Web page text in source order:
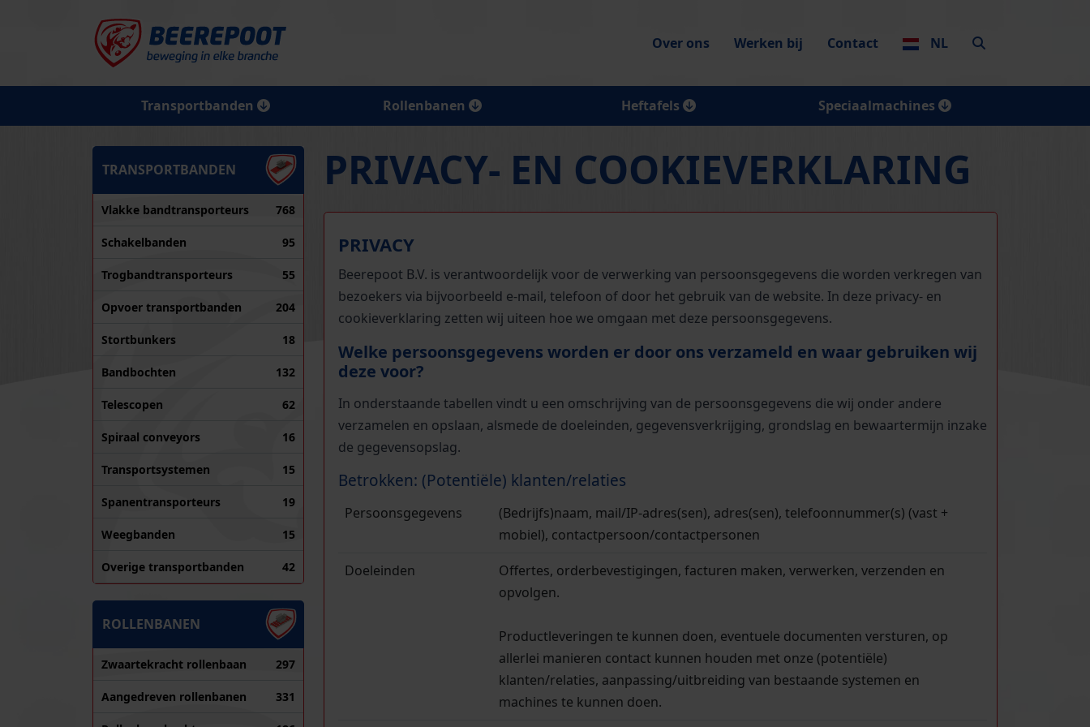
Over ons Werken bij Contact NL
Transportbanden Rollenbanen Heftafels Speciaalmachines
TRANSPORTBANDEN
Vlakke bandtransporteurs 768
Schakelbanden 95
Trogbandtransporteurs 55
Opvoer transportbanden 204
Stortbunkers 18
Bandbochten 132
Telescopen 62
Spiraal conveyors 16
Transportsystemen 15
Spanentransporteurs 19
Weegbanden 15
Overige transportbanden 42
ROLLENBANEN
Zwaartekracht rollenbaan 297
Aangedreven rollenbanen 331
PRIVACY- EN COOKIEVERKLARING
PRIVACY
Beerepoot B.V. is verantwoordelijk voor de verwerking van persoonsgegevens die worden verkregen van
bezoekers via bijvoorbeeld e-mail, telefoon of door het gebruik van de website. In deze privacy- en
cookieverklaring zetten wij uiteen hoe we omgaan met deze persoonsgegevens.
Welke persoonsgegevens worden er door ons verzameld en waar gebruiken wij
deze voor?
In onderstaande tabellen vindt u een omschrijving van de persoonsgegevens die wij onder andere
verzamelen en opslaan, alsmede de doeleinden, gegevensverkrijging, grondslag en bewaartermijn inzake
de gegevensopslag.
Betrokken: (Potentiële) klanten/relaties
Persoonsgegevens
(Bedrijfs)naam, mail/IP-adres(sen), adres(sen), telefoonnummer(s) (vast +
mobiel), contactpersoon/contactpersonen
Doeleinden
Offertes, orderbevestigingen, facturen maken, verwerken, verzenden en
opvolgen.
Productleveringen te kunnen doen, eventuele documenten versturen, op
allerlei manieren contact kunnen houden met onze (potentiële)
klanten/relaties, aanpassing/uitbreiding van bestaande systemen en
machines te kunnen doen.